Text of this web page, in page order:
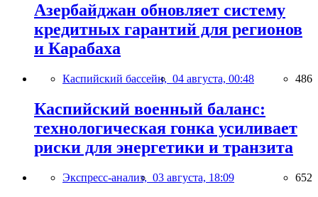
Азербайджан обновляет систему
кредитных гарантий для регионов
и Карабаха
Каспийский бассейн, 04 августа, 00:48 486
Каспийский военный баланс:
технологическая гонка усиливает
риски для энергетики и транзита
Экспресс-анализ, 03 августа, 18:09 652